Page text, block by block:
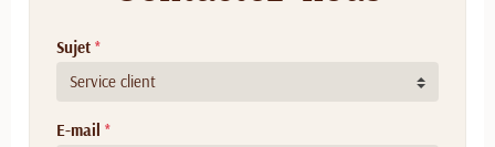
Sujet *
E-mail *